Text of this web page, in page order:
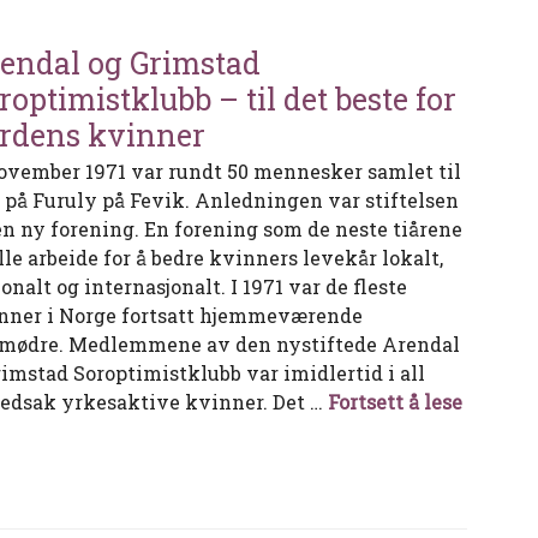
og Grimstad
– til det beste for
kvinner
1971 var rundt 50 mennesker samlet til
på Furuly på Fevik. Anledningen var stiftelsen
ny forening. En forening som de neste tiårene
arbeide for å bedre kvinners levekår lokalt,
og internasjonalt. I 1971 var de fleste
i Norge fortsatt hjemmeværende
Medlemmene av den nystiftede Arendal
Soroptimistklubb var imidlertid i all
yrkesaktive kvinner. Det … Fortsett å lese